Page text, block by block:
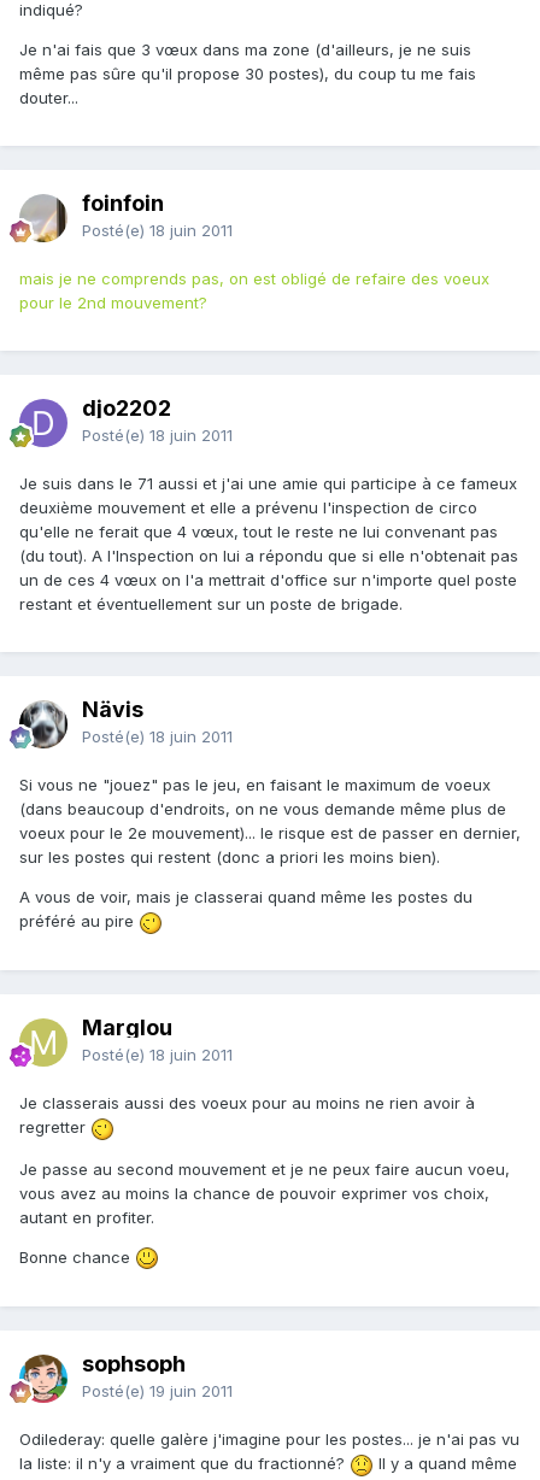
indiqué?
Je n'ai fais que 3 vœux dans ma zone (d'ailleurs, je ne suis
même pas sûre qu'il propose 30 postes), du coup tu me fais
douter...
foinfoin
Posté(e) 18 juin 2011
mais je ne comprends pas, on est obligé de refaire des voeux
pour le 2nd mouvement?
djo2202
Posté(e) 18 juin 2011
Je suis dans le 71 aussi et j'ai une amie qui participe à ce fameux
deuxième mouvement et elle a prévenu l'inspection de circo
qu'elle ne ferait que 4 vœux, tout le reste ne lui convenant pas
(du tout). A l'Inspection on lui a répondu que si elle n'obtenait pas
un de ces 4 vœux on l'a mettrait d'office sur n'importe quel poste
restant et éventuellement sur un poste de brigade.
Nävis
Posté(e) 18 juin 2011
Si vous ne "jouez" pas le jeu, en faisant le maximum de voeux
(dans beaucoup d'endroits, on ne vous demande même plus de
voeux pour le 2e mouvement)... le risque est de passer en dernier,
sur les postes qui restent (donc a priori les moins bien).
A vous de voir, mais je classerai quand même les postes du
préféré au pire
Marglou
Posté(e) 18 juin 2011
Je classerais aussi des voeux pour au moins ne rien avoir à
regretter
Je passe au second mouvement et je ne peux faire aucun voeu,
vous avez au moins la chance de pouvoir exprimer vos choix,
autant en profiter.
Bonne chance
sophsoph
Posté(e) 19 juin 2011
Odilederay: quelle galère j'imagine pour les postes... je n'ai pas vu
la liste: il n'y a vraiment que du fractionné?
Il y a quand même